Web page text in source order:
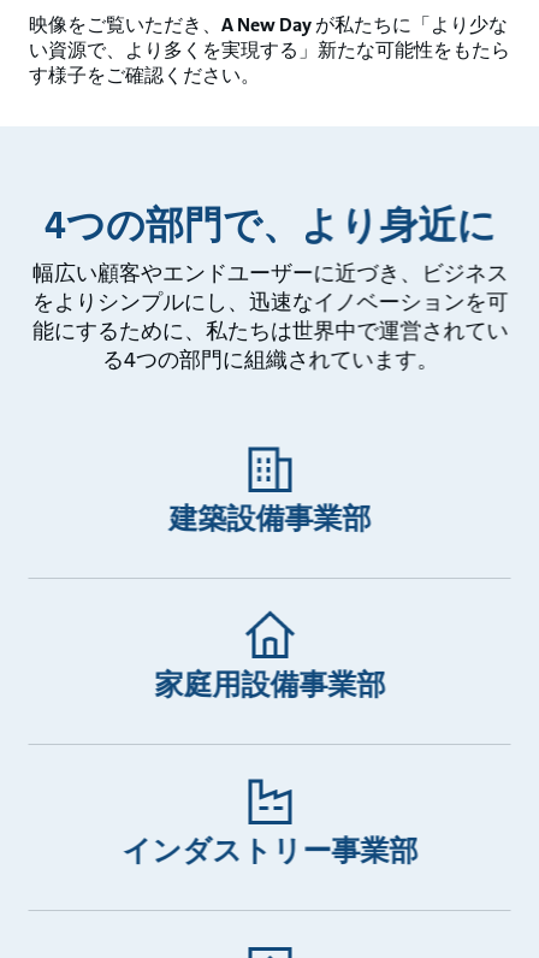
映像をご覧いただき、 A New Dayが私たちに「より少な
い資源で、より多くを実現する」新たな可能性をもたら
す様子をご確認ください。
4つの部門で、より身近に
幅広い顧客やエンドユーザーに近づき、ビジネス
をよりシンプルにし、迅速なイノベーションを可
能にするために、私たちは世界中で運営されてい
る4つの部門に組織されています。
建築設備事業部
家庭用設備事業部
インダストリー事業部